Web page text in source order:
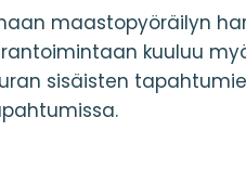
maastopyöräilyn
kuuluu
sisäisten